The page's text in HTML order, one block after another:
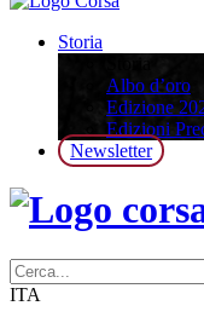
Storia
Albo d’oro
Edizione
Edizioni
Newsletter
ITA